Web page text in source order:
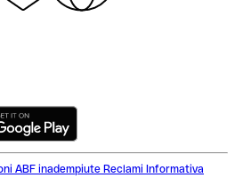
ABF inadempiute Reclami Informativa